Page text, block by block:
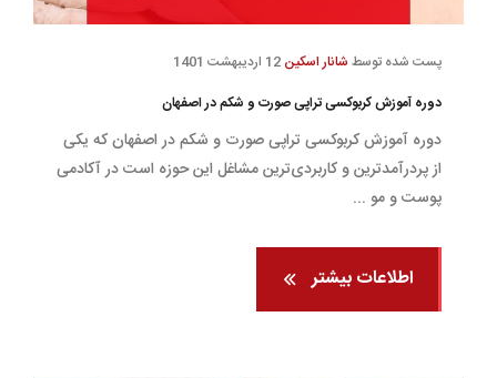
پست شده توسط شانار اسکین
دوره آموزش کربوکسی تراپی صورت و شکم در اصفهان
دوره آموزش کربوکسی تراپی صورت و شکم در اصفهان که یکی
از پردرآمدترین و کاربردی‌ترین مشاغل این حوزه است در آکادمی
پوست و مو ...
اطلاعات بیشتر